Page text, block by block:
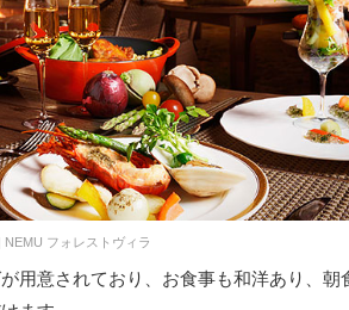
NEMU フォレストヴィラ
用意されており、お食事も和洋あり、朝